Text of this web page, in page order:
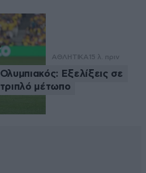
ΑΘΛΗΤΙΚΑ 15 λ. πριν
Ολυμπιακός: Εξελίξεις σε
τριπλό μέτωπο